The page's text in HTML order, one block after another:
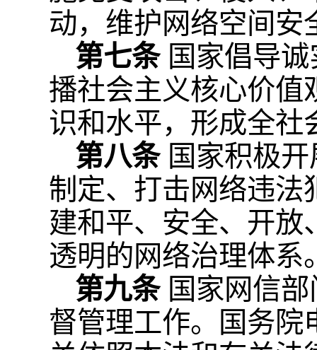
动，维护网络空间安
第七条 国家倡导
播社会主义核心价值
识和水平，形成全社
第八条 国家积极
制定、打击网络违法
建和平、安全、开放
透明的网络治理体系
第九条 国家网信
督管理工作。国务院